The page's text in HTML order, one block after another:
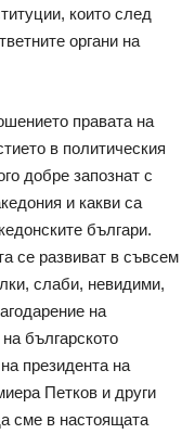
които след
органи на
правата на
в политическия
добре запознат с
и какви са
българи.
се развиват в съвсем
слаби, невидими,
на
българското
президента на
Петков и други
сме в настоящата